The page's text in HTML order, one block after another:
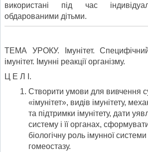
використані під час
обдарованими дітьми.
ТЕМА УРОКУ. Імунітет.
імунітет. Імунні реакції організму.
Ц Е Л І.
Створити умови для вивчення
«імунітет», видів імунітету,
та підтримки імунітету, дати
систему і її органах,
біологічну роль імунної
гомеостазу.